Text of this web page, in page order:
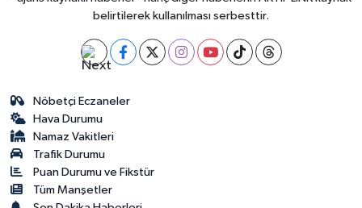
belirtilerek kullanılması serbesttir.
Nöbetçi Eczaneler
Hava Durumu
Namaz Vakitleri
Trafik Durumu
Puan Durumu ve Fikstür
Tüm Manşetler